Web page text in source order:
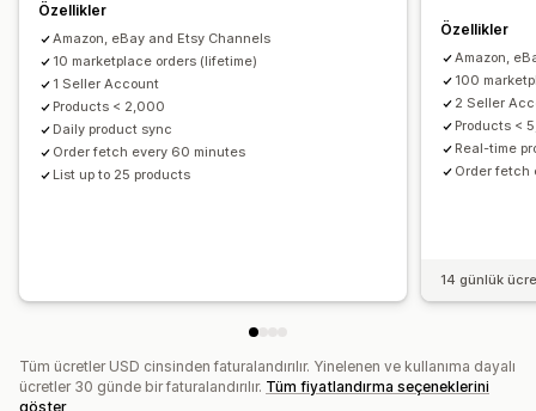
Özellikler
Amazon, eBay and Etsy Channels
10 marketplace orders (lifetime)
1 Seller Account
Products < 2,000
Daily product sync
Order fetch every 60 minutes
List up to 25 products
Özellikler
Amazon,
100
2 Seller
Products <
Real-time
Order fetch
14 günlük
Tüm ücretler USD cinsinden faturalandırılır. Yinelenen ve kullanıma dayalı
ücretler 30 günde bir faturalandırılır. Tüm fiyatlandırma seçeneklerini
göster